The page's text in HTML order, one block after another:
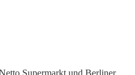
Supermarkt und Berliner